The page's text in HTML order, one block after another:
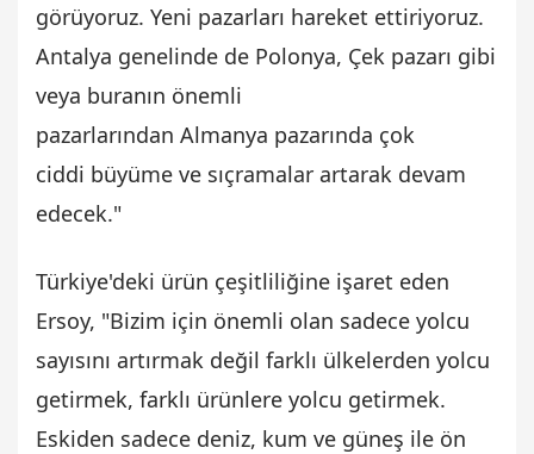
görüyoruz. Yeni pazarları hareket ettiriyoruz.
Antalya genelinde de Polonya, Çek pazarı gibi
veya buranın önemli
pazarlarından Almanya pazarında çok
ciddi büyüme ve sıçramalar artarak devam
edecek."
Türkiye'deki ürün çeşitliliğine işaret eden
Ersoy, "Bizim için önemli olan sadece yolcu
sayısını artırmak değil farklı ülkelerden yolcu
getirmek, farklı ürünlere yolcu getirmek.
Eskiden sadece deniz, kum ve güneş ile ön